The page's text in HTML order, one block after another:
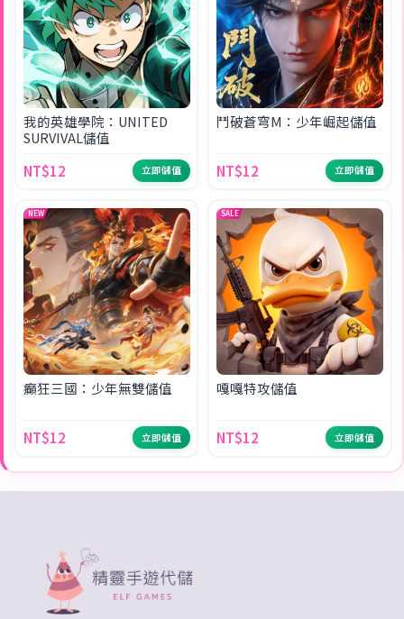
我的英雄學院：UNITED
SURVIVAL儲值
NT$12
立即儲值
鬥破蒼穹M：少年崛起儲值
NT$12 立即儲值
NEW
癲狂三國：少年無雙儲值
NT$12 立即儲值
SALE
嘎嘎特攻儲值
NT$12 立即儲值